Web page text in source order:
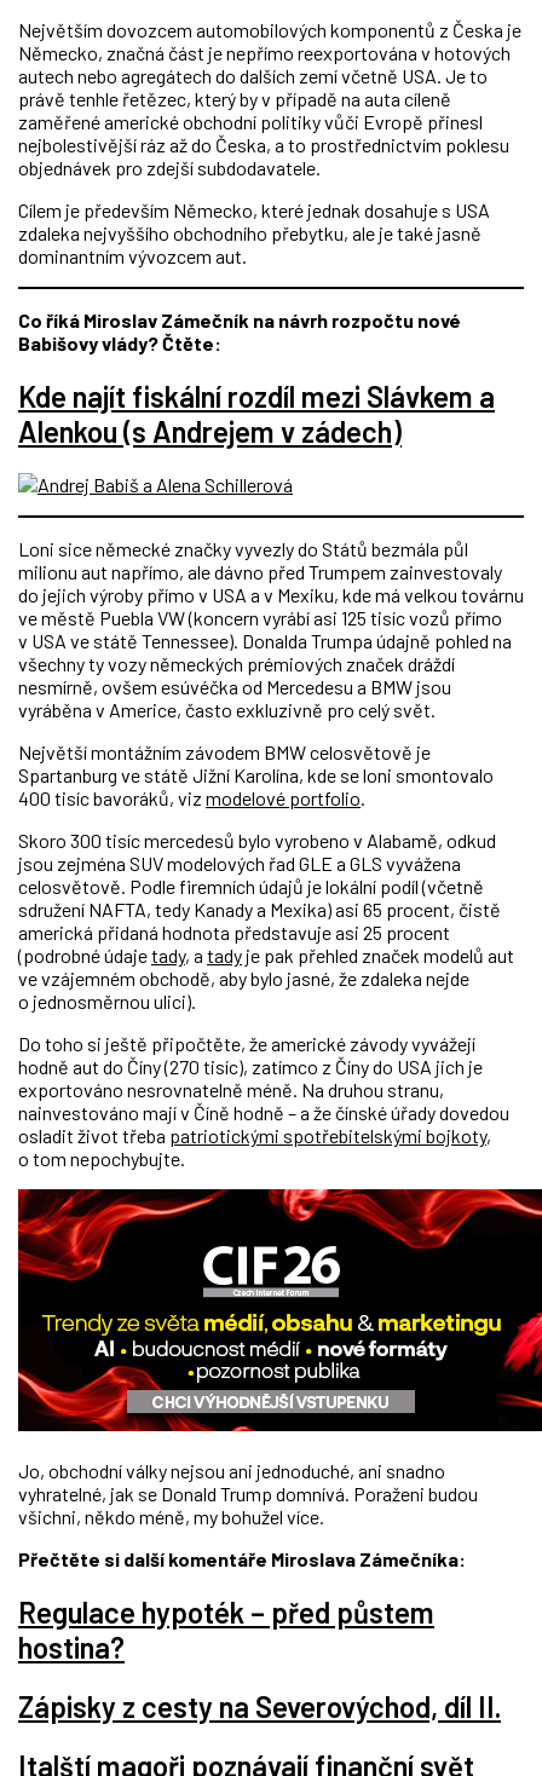
Největším dovozcem automobilových komponentů z Česka je
Německo, značná část je nepřímo reexportována v hotových
autech nebo agregátech do dalších zemí včetně USA. Je to
právě tenhle řetězec, který by v případě na auta cíleně
zaměřené americké obchodní politiky vůči Evropě přinesl
nejbolestivější ráz až do Česka, a to prostřednictvím poklesu
objednávek pro zdejší subdodavatele.
Cílem je především Německo, které jednak dosahuje s USA
zdaleka nejvyššího obchodního přebytku, ale je také jasně
dominantním vývozcem aut.
Co říká Miroslav Zámečník na návrh rozpočtu nové
Babišovy vlády? Čtěte:
Kde najít fiskální rozdíl mezi Slávkem a
Alenkou (s Andrejem v zádech)
Loni sice německé značky vyvezly do Států bezmála půl
milionu aut napřímo, ale dávno před Trumpem zainvestovaly
do jejich výroby přímo v USA a v Mexiku, kde má velkou továrnu
ve městě Puebla VW (koncern vyrábí asi 125 tisíc vozů přímo
v USA ve státě Tennessee). Donalda Trumpa údajně pohled na
všechny ty vozy německých prémiových značek dráždí
nesmírně, ovšem esúvéčka od Mercedesu a BMW jsou
vyráběna v Americe, často exkluzivně pro celý svět.
Největší montážním závodem BMW celosvětově je
Spartanburg ve státě Jižní Karolína, kde se loni smontovalo
400 tisíc bavoráků, viz modelové portfolio.
Skoro 300 tisíc mercedesů bylo vyrobeno v Alabamě, odkud
jsou zejména SUV modelových řad GLE a GLS vyvážena
celosvětově. Podle firemních údajů je lokální podíl (včetně
sdružení NAFTA, tedy Kanady a Mexika) asi 65 procent, čistě
americká přidaná hodnota představuje asi 25 procent
(podrobné údajetady, a tady je pak přehled značek modelů aut
ve vzájemném obchodě, aby bylo jasné, že zdaleka nejde
o jednosměrnou ulici).
Do toho si ještě připočtěte, že americké závody vyvážejí
hodně aut do Číny (270 tisíc), zatímco z Číny do USA jich je
exportováno nesrovnatelně méně. Na druhou stranu,
nainvestováno mají v Číně hodně – a že čínské úřady dovedou
osladit život třeba patriotickými spotřebitelskými bojkoty,
o tom nepochybujte.
Jo, obchodní války nejsou ani jednoduché, ani snadno
vyhratelné, jak se Donald Trump domnívá. Poraženi budou
všichni, někdo méně, my bohužel více.
Přečtěte si další komentáře Miroslava Zámečníka:
Regulace hypoték – před půstem
hostina?
Zápisky z cesty na Severovýchod, díl II.
Italští magoři poznávají finanční svět